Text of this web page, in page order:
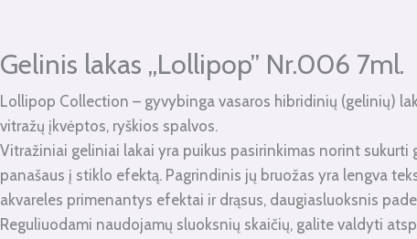
Gelinis lakas „Lollipop” Nr.006 7ml.
Lollipop Collection – gyvybinga vasaros hibridinių (gelinių)
vitražų įkvėptos, ryškios spalvos.
Vitražiniai geliniai lakai yra puikus pasirinkimas norint sukurti
panašaus į stiklo efektą. Pagrindinis jų bruožas yra lengva
akvareles primenantys efektai ir drąsus, daugiasluoksnis
Reguliuodami naudojamų sluoksnių skaičių, galite valdyti
Gelinis
lakas
"Lollipop"
Nr.006
7ml.